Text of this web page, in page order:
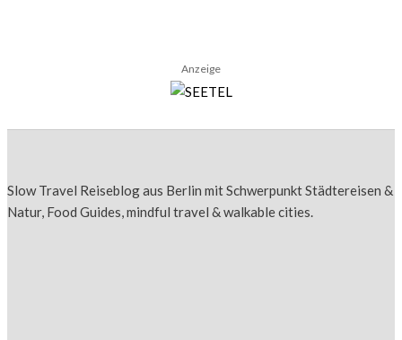
Anzeige
Slow Travel Reiseblog aus Berlin mit Schwerpunkt Städtereisen &
Natur, Food Guides, mindful travel & walkable cities.